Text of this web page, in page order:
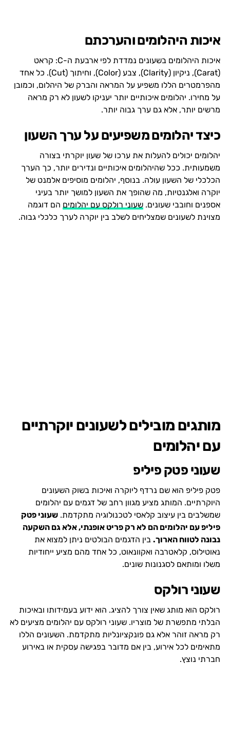
איכות היהלומים והערכתם
איכות היהלומים בשעונים נמדדת לפי ארבעת ה-C: קראט
(Carat), ניקיון (Clarity), צבע (Color), וחיתוך (Cut). כל אחד
מהפרמטרים הללו משפיע על המראה והברק של היהלום, וכמובן
על מחירו. יהלומים איכותיים יותר יעניקו לשעון לא רק מראה
מרשים יותר, אלא גם ערך גבוה יותר.
כיצד יהלומים משפיעים על ערך השעון
יהלומים יכולים להעלות את ערכו של שעון יוקרתי בצורה
משמעותית. ככל שהיהלומים איכותיים ונדירים יותר, כך הערך
הכלכלי של השעון עולה. בנוסף, יהלומים מוסיפים אלמנט של
יוקרה ואלגנטיות, מה שהופך את השעון למושך יותר בעיני
אספנים וחובבי שעונים. שעוני רולקס עם יהלומים הם דוגמה
מצוינת לשעונים שמצליחים לשלב בין יוקרה לערך כלכלי גבוה.
מותגים מובילים לשעונים יוקרתיים
עם יהלומים
שעוני פטק פיליפ
פטק פיליפ הוא שם נרדף ליוקרה ואיכות בשוק השעונים
היוקרתיים. המותג מציע מגוון רחב של דגמים עם יהלומים
שמשלבים בין עיצוב קלאסי לטכנולוגיה מתקדמת. שעוני פטק
פיליפ עם יהלומים הם לא רק פריט אופנתי, אלא גם השקעה
נבונה לטווח הארוך.בין הדגמים הבולטים ניתן למצוא את
נאוטילוס, קלאטרבה ואקוונאוט, כל אחד מהם מציע ייחודיות
משלו ומותאם לסגנונות שונים.
שעוני רולקס
רולקס הוא מותג שאין צורך להציג. הוא ידוע בעמידותו ובאיכות
הבלתי מתפשרת של מוצריו. שעוני רולקס עם יהלומים מציעים לא
רק מראה זוהר אלא גם פונקציונליות מתקדמת. השעונים הללו
מתאימים לכל אירוע, בין אם מדובר בפגישה עסקית או באירוע
חברתי נוצץ.